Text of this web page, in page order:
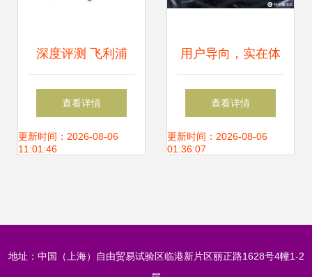
深度评测 飞利浦
USB外设
SWR1604，性能
查看详情
更新时间：2026-08-06
11:01:46
用户导向，实在体
验 全面评价英菲克
无线鼠标
查看详情
更新时间：2026-08-06
01:36:07
地址：中国（上海）自由贸易试验区临港新片区丽正路1628号4幢1-2